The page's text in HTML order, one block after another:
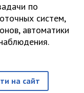
по
систем,
автоматики
на сайт